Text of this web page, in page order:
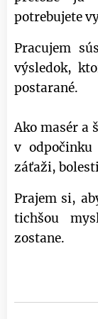
potrebujete
Pracujem
výsledok,
postarané.
Ako masér a
v
záťaži,
Prajem si,
tichšou
zostane.